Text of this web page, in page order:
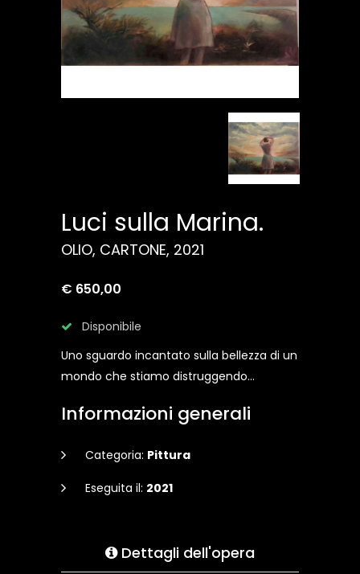
Luci sulla Marina.
OLIO, CARTONE, 2021
€ 650,00
Disponibile
Uno sguardo incantato sulla bellezza di un
mondo che stiamo distruggendo...
Informazioni generali
Categoria: Pittura
Eseguita il: 2021
Dettagli dell'opera